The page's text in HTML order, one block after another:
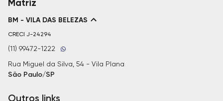
Matriz
BM - VILA DAS BELEZAS
CRECI J-24294
(11) 99472-1222
Rua Miguel da Silva, 54 - Vila Plana
São Paulo/SP
Outros links